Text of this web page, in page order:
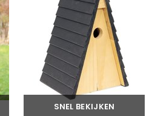
SNEL BEKIJKEN